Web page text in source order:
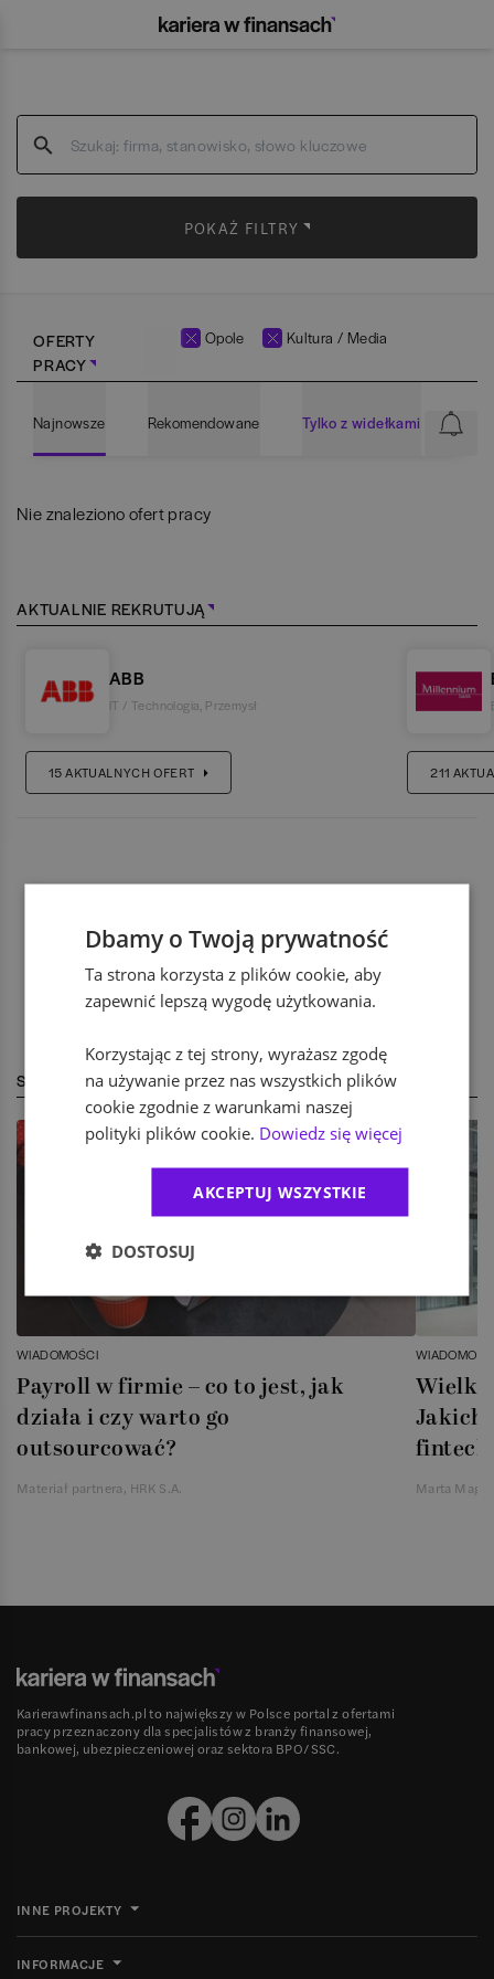
POKAŻ FILTRY
OFERTY
PRACY
Opole Kultura / Media
Najnowsze Rekomendowane Tylko z widełkami
Nie znaleziono ofert pracy
AKTUALNIE REKRUTUJĄ
ABB
IT / Technologia Przemysł
15AKTUALNYCH OFERT 211
STREFA EKSPERTA
WIADOMOŚCI
Payroll w firmie – co to jest, jak
działa i czy warto go
outsourcować?
Materiał partnera, HRK S.A.
Jakich
Marta
Karierawfinansach.pl to największy w Polsce portal z ofertami
pracy przeznaczony dla specjalistów z branży finansowej,
bankowej, ubezpieczeniowej oraz sektora BPO/SSC.
INNE PROJEKTY
INFORMACJE
Dbamy o Twoją prywatność
Ta strona korzysta z plików cookie, aby
zapewnić lepszą wygodę użytkowania.
Korzystając z tej strony, wyrażasz zgodę
na używanie przez nas wszystkich plików
cookie zgodnie z warunkami naszej
polityki plików cookie. Dowiedz się więcej
AKCEPTUJ WSZYSTKIE
DOSTOSUJ